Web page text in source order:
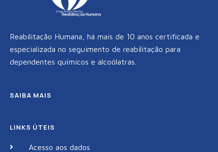
Reabilitação Humana, há mais de 10 anos certificada e
especializada no seguimento de reabilitação para
dependentes químicos e alcoólatras.
SAIBA MAIS
LINKS ÚTEIS
Acesso aos dados